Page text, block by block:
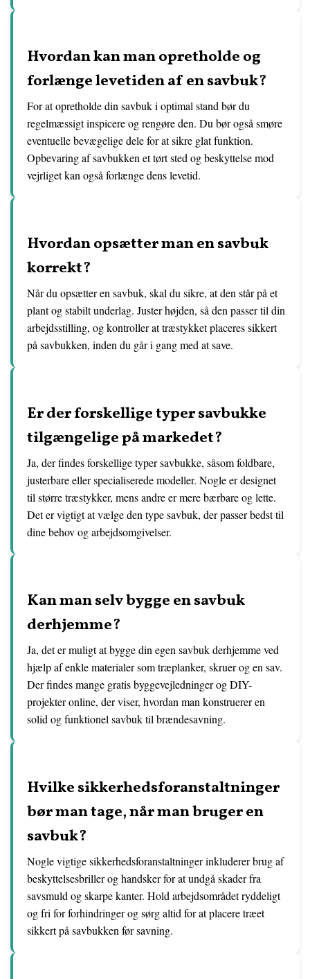
Hvordan kan man opretholde og
forlænge levetiden af en savbuk?
For at opretholde din savbuk i optimal stand bør du
regelmæssigt inspicere og rengøre den. Du bør også smøre
eventuelle bevægelige dele for at sikre glat funktion.
Opbevaring af savbukken et tørt sted og beskyttelse mod
vejrliget kan også forlænge dens levetid.
Hvordan opsætter man en savbuk
korrekt?
Når du opsætter en savbuk, skal du sikre, at den står på et
plant og stabilt underlag. Juster højden, så den passer til din
arbejdsstilling, og kontroller at træstykket placeres sikkert
på savbukken, inden du går i gang med at save.
Er der forskellige typer savbukke
tilgængelige på markedet?
Ja, der findes forskellige typer savbukke, såsom foldbare,
justerbare eller specialiserede modeller. Nogle er designet
til større træstykker, mens andre er mere bærbare og lette.
Det er vigtigt at vælge den type savbuk, der passer bedst til
dine behov og arbejdsomgivelser.
Kan man selv bygge en savbuk
derhjemme?
Ja, det er muligt at bygge din egen savbuk derhjemme ved
hjælp af enkle materialer som træplanker, skruer og en sav.
Der findes mange gratis byggevejledninger og DIY-
projekter online, der viser, hvordan man konstruerer en
solid og funktionel savbuk til brændesavning.
Hvilke sikkerhedsforanstaltninger
bør man tage, når man bruger en
savbuk?
Nogle vigtige sikkerhedsforanstaltninger inkluderer brug af
beskyttelsesbriller og handsker for at undgå skader fra
savsmuld og skarpe kanter. Hold arbejdsområdet ryddeligt
og fri for forhindringer og sørg altid for at placere træet
sikkert på savbukken før savning.